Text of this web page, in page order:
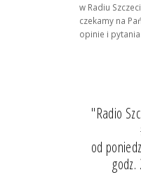
w Radiu
czekamy na
opinie i pytania.
"Radio
od